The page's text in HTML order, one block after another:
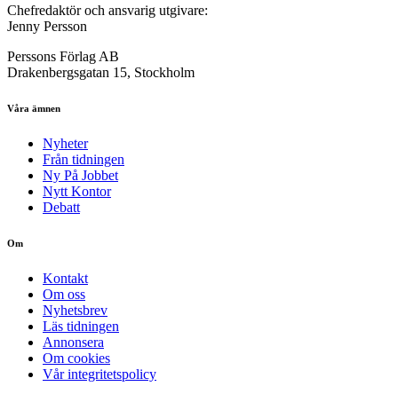
Chefredaktör och ansvarig utgivare:
Jenny Persson
Perssons Förlag AB
Drakenbergsgatan 15, Stockholm
Våra ämnen
Nyheter
Från tidningen
Ny På Jobbet
Nytt Kontor
Debatt
Om
Kontakt
Om oss
Nyhetsbrev
Läs tidningen
Annonsera
Om cookies
Vår integritetspolicy